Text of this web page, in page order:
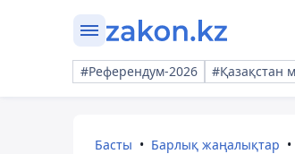
#Референдум-2026 #Қазақстан
Басты Барлық жаңалықтар